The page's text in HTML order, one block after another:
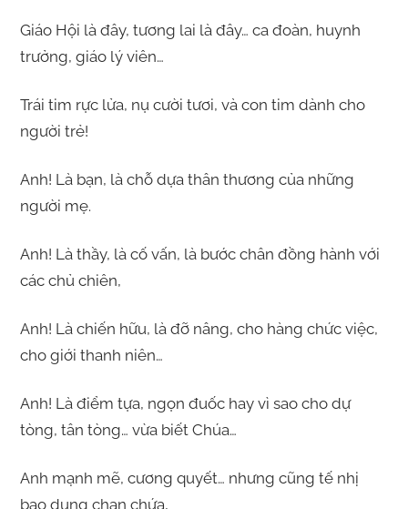
Giáo Hội là đây, tương lai là đây… ca đoàn, huynh
trưởng, giáo lý viên…
Trái tim rực lửa, nụ cười tươi, và con tim dành cho
người trẻ!
Anh! Là bạn, là chỗ dựa thân thương của những
người mẹ.
Anh! Là thầy, là cố vấn, là bước chân đồng hành với
các chủ chiên,
Anh! Là chiến hữu, là đỡ nâng, cho hàng chức việc,
cho giới thanh niên…
Anh! Là điểm tựa, ngọn đuốc hay vì sao cho dự
tòng, tân tòng… vừa biết Chúa…
Anh mạnh mẽ, cương quyết… nhưng cũng tế nhị
bao dung chan chứa,